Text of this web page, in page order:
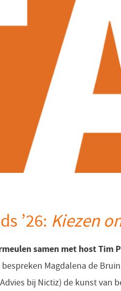
’26: Kiezen
samen met host Tim
Magdalena de
bij Nictiz) de kunst